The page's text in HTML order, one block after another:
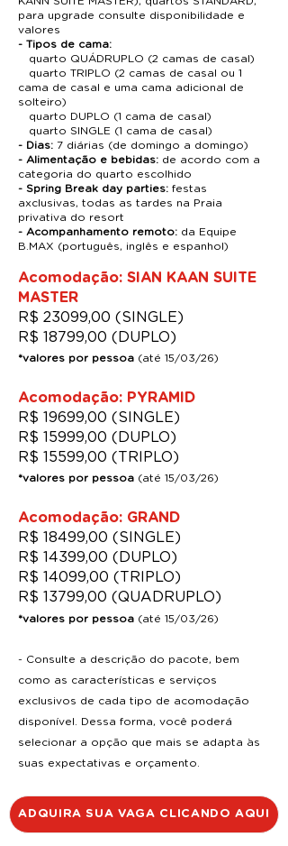
para upgrade consulte disponibilidade e
valores
- Tipos de cama:
quarto QUÁDRUPLO (2 camas de casal)
quarto TRIPLO (2 camas de casal ou 1
cama de casal e uma cama adicional de
solteiro)
quarto DUPLO (1 cama de casal)
quarto SINGLE (1 cama de casal)
- Dias: 7 diárias (de domingo a domingo)
- Alimentação e bebidas: de acordo com a
categoria do quarto escolhido
- Spring Break day parties: festas
axclusivas, todas as tardes na Praia
privativa do resort
- Acompanhamento remoto: da Equipe
B.MAX (português, inglês e espanhol)
Acomodação: SIAN KAAN SUITE
MASTER
R$ 23099,00 (SINGLE)
R$ 18799,00 (DUPLO)
*valores por pessoa (até 15/03/26)
Acomodação: PYRAMID
R$ 19699,00 (SINGLE)
R$ 15999,00 (DUPLO)
R$ 15599,00 (TRIPLO)
*valores por pessoa (até 15/03/26)
Acomodação: GRAND
R$ 18499,00 (SINGLE)
R$ 14399,00 (DUPLO)
R$ 14099,00 (TRIPLO)
R$ 13799,00 (QUADRUPLO)
*valores por pessoa (até 15/03/26)
- Consulte a descrição do pacote, bem
como as características e serviços
exclusivos de cada tipo de acomodação
disponível. Dessa forma, você poderá
selecionar a opção que mais se adapta às
suas expectativas e orçamento.
ADQUIRA SUA VAGA CLICANDO AQUI